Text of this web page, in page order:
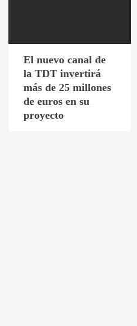
El nuevo canal de
la TDT invertirá
más de 25 millones
de euros en su
proyecto